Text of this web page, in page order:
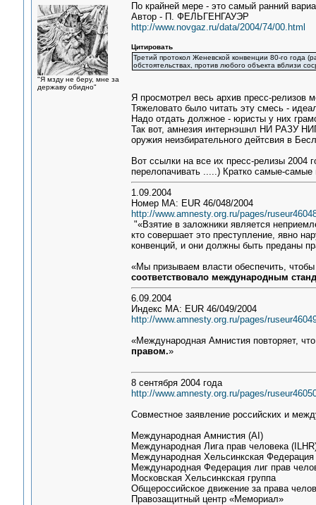
"Я мзду не беру, мне за
державу обидно"
По крайней мере - это самый ранний
Автор - П. ФЕЛЬГЕНГАУЭР
http://www.novgaz.ru/data/2004/74/00.html
Цитировать
Третий протокол Женевской конвенции 80-го года
обстоятельствах, против любого объекта вблизи
Я просмотрел весь архив пресс-релизов
Тяжеловато было читать эту смесь -
Надо отдать должное - юристы у них
Так вот, амнезия интернэшнл НИ РАЗУ
оружия неизбирательного дейтсвия в
Вот ссылки на все их пресс-релизы 2004
перелопачивать .....) Кратко самые-самые
1.09.2004
Номер МА: EUR 46/048/2004
http://www.amnesty.org.ru/pages/
"«Взятие в заложники является
кто совершает это преступление, явно
конвенций, и они должны быть преданы
«Мы призываем власти обеспечить, чтобы
соответствовало международным
6.09.2004
Индекс МА: EUR 46/049/2004
http://www.amnesty.org.ru/pages/
«Международная Амнистия повторяет,
правом.»
8 сентября 2004 года
http://www.amnesty.org.ru/pages/
Совместное заявление российских и
Международная Амнистия (AI)
Международная Лига прав человека
Международная Хельсинкская Федерация
Международная Федерация лиг прав
Московская Хельсинкская группа
Общероссийское движение за права
Правозащитный центр «Мемориал»